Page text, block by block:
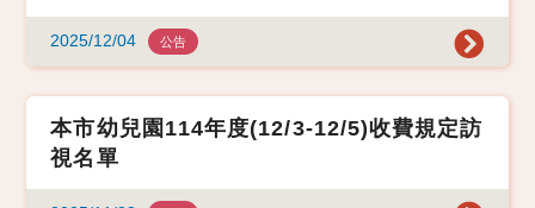
2025/12/04 公告
本市幼兒園114年度(12/3-12/5)收費規定訪
視名單